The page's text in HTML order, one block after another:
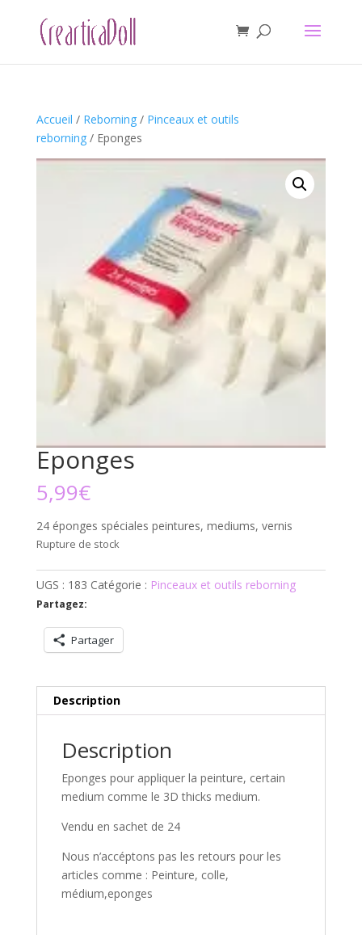
Accueil / Reborning/ Pinceaux et outils
reborning/ Eponges
Eponges
5,99€
24 éponges spéciales peintures, mediums, vernis
Rupture de stock
UGS : 183 Catégorie : Pinceaux et outils reborning
Partagez:
Partager
Description
Description
Eponges pour appliquer la peinture, certain
medium comme le 3D thicks medium.
Vendu en sachet de 24
Nous n’accéptons pas les retours pour les
articles comme : Peinture, colle,
médium,eponges